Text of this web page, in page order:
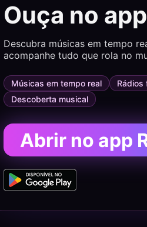
Ouça no app
Descubra músicas em tempo
acompanhe tudo que rola no
Músicas em tempo real Rádios
Descoberta musical
Abrir no app